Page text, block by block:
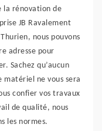
la rénovation de
JB Ravalement
nous pouvons
adresse pour
Sachez qu’aucun
ne vous sera
confier vos travaux
de qualité, nous
les normes.